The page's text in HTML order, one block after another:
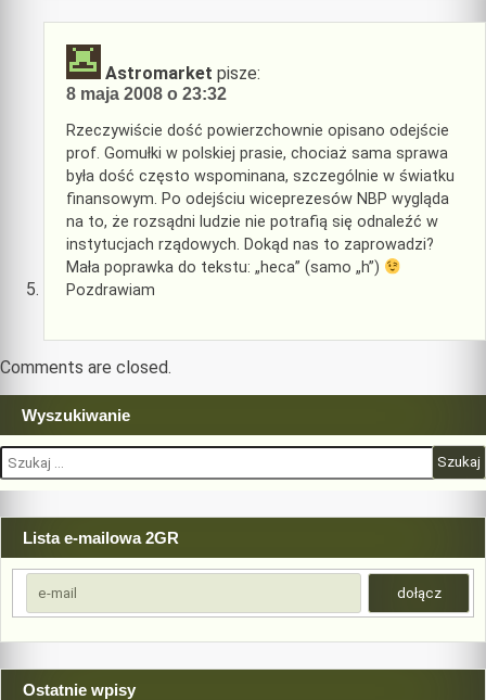
Astromarket pisze:
8 maja 2008 o 23:32
Rzeczywiście dość powierzchownie opisano odejście
prof. Gomułki w polskiej prasie, chociaż sama sprawa
była dość często wspominana, szczególnie w światku
finansowym. Po odejściu wiceprezesów NBP wygląda
na to, że rozsądni ludzie nie potrafią się odnaleźć w
instytucjach rządowych. Dokąd nas to zaprowadzi?
Mała poprawka do tekstu: „heca” (samo „h”)
Pozdrawiam
Comments are closed.
Wyszukiwanie
Szukaj:
Lista e-mailowa 2GR
Ostatnie wpisy